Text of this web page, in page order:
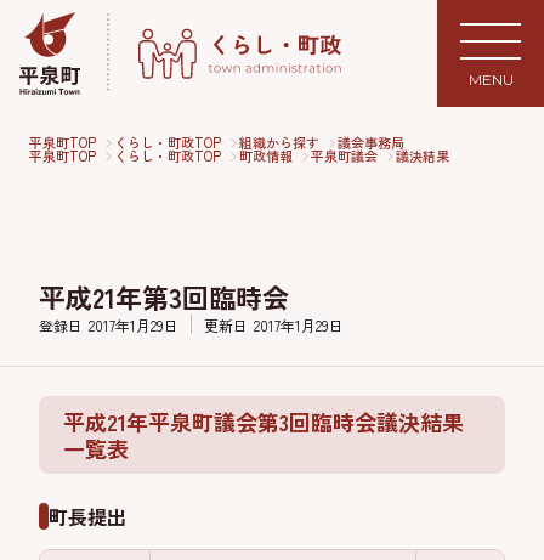
MENU
平泉町TOP くらし・町政TOP 組織から探す 議会事務局
平泉町TOP くらし・町政TOP 町政情報 平泉町議会 議決結果
平成21年第3回臨時会
登録日 2017年1月29日 更新日 2017年1月29日
平成21年平泉町議会第3回臨時会議決結果
一覧表
町長提出